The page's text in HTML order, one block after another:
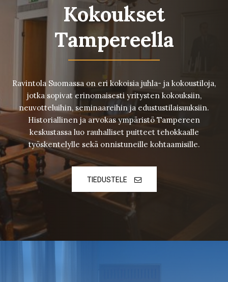
Kokoukset
Tampereella
Ravintola Suomassa on eri kokoisia juhla- ja kokoustiloja,
jotka sopivat erinomaisesti yritysten kokouksiin,
neuvotteluihin, seminaareihin ja edustustilaisuuksiin.
Historiallinen ja arvokas ympäristö Tampereen
keskustassa luo rauhalliset puitteet tehokkaalle
työskentelylle sekä onnistuneille kohtaamisille.
TIEDUSTELE